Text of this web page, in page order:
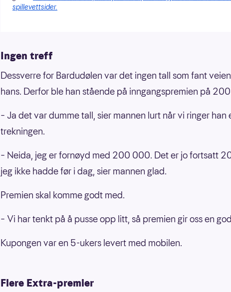
spillevettsider.
Ingen treff
Dessverre for Bardudølen var det ingen tall som fant
hans. Derfor ble han stående på inngangspremien på
– Ja det var dumme tall, sier mannen lurt når vi ringer han
trekningen.
– Neida, jeg er fornøyd med 200 000. Det er jo fortsatt
jeg ikke hadde før i dag, sier mannen glad.
Premien skal komme godt med.
– Vi har tenkt på å pusse opp litt, så premien gir oss en
Kupongen var en 5-ukers levert med mobilen.
Flere Extra-premier